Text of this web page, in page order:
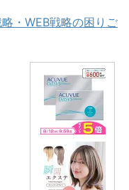
・WEB戦略の困りご